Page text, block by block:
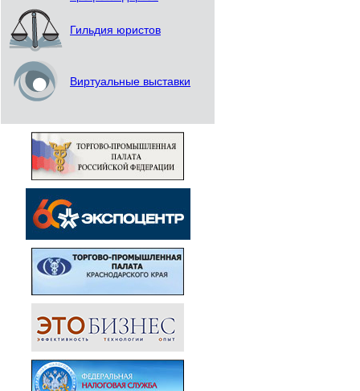
Гильдия юристов
Виртуальные выставки